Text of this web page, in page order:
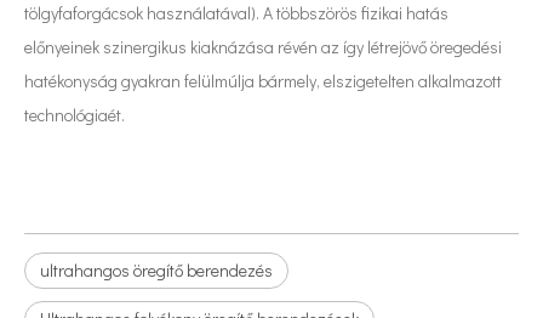
tölgyfaforgácsok használatával). A többszörös fizikai hatás
előnyeinek szinergikus kiaknázása révén az így létrejövő öregedési
hatékonyság gyakran felülmúlja bármely, elszigetelten alkalmazott
technológiaét.
ultrahangos öregítő berendezés